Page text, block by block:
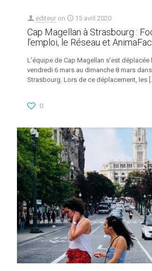
editeur on 15 avril 2020
Cap Magellan à Strasbourg :
l’emploi, le Réseau et
L’équipe de Cap Magellan s’est
vendredi 6 mars au dimanche 8 mars
Strasbourg. Lors de ce déplacement, les
0